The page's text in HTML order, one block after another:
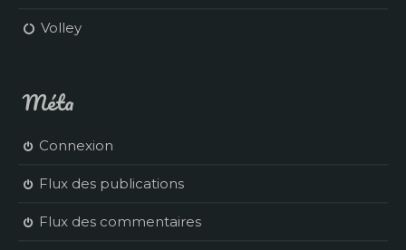
Volley
Méta
Connexion
Flux des publications
Flux des commentaires